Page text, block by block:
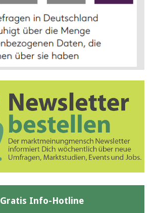
Gratis Info-Hotline